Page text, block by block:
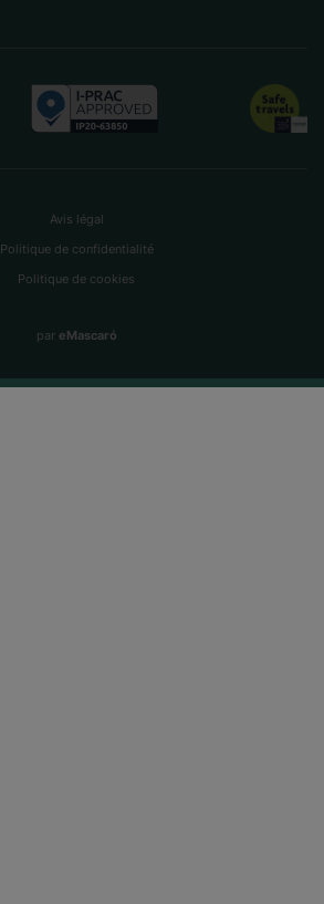
Avis légal
Politique de confidentialité
Politique de cookies
par eMascaró